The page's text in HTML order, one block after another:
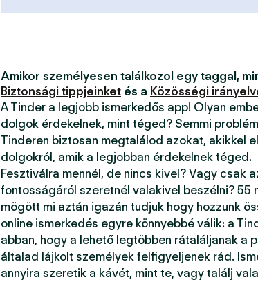
Amikor személyesen találkozol egy taggal,
Biztonsági tippjeinket és a Közösségi
A Tinder a legjobb ismerkedős app! Olyan
dolgok érdekelnek, mint téged? Semmi
Tinderen biztosan megtalálod azokat, akikkel
dolgokról, amik a legjobban érdekelnek téged.
Fesztiválra mennél, de nincs kivel? Vagy csak
fontosságáról szeretnél valakivel beszélni? 55
mögött mi aztán igazán tudjuk hogy hozzunk
online ismerkedés egyre könnyebbé válik: a
abban, hogy a lehető legtöbben rátaláljanak a
általad lájkolt személyek felfigyeljenek rád.
annyira szeretik a kávét, mint te, vagy találj